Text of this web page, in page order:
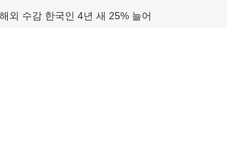
해외 수감 한국인 4년 새 25% 늘어